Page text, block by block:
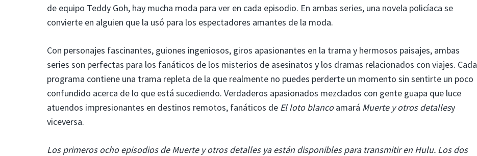
de equipo Teddy Goh, hay mucha moda para ver en cada episodio. En ambas series, una novela policíaca se
convierte en alguien que la usó para los espectadores amantes de la moda.
Con personajes fascinantes, guiones ingeniosos, giros apasionantes en la trama y hermosos paisajes, ambas
series son perfectas para los fanáticos de los misterios de asesinatos y los dramas relacionados con viajes. Cada
programa contiene una trama repleta de la que realmente no puedes perderte un momento sin sentirte un poco
confundido acerca de lo que está sucediendo. Verdaderos apasionados mezclados con gente guapa que luce
atuendos impresionantes en destinos remotos, fanáticos de El loto blancoamará Muerte y otros detallesy
viceversa.
Los primeros ocho episodios de Muerte y otros detalles ya están disponibles para transmitir en Hulu. Los dos